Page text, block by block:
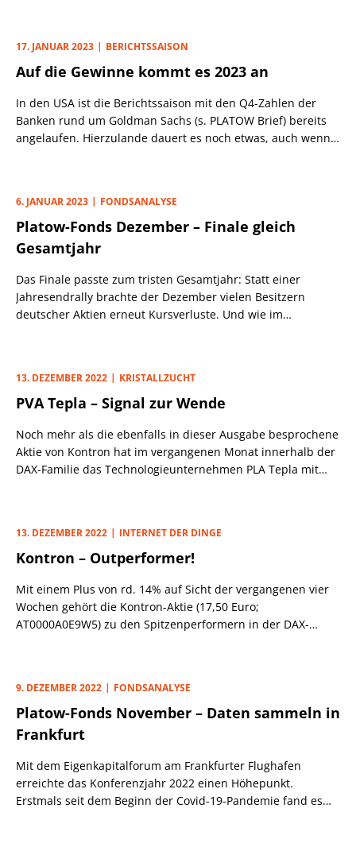
17. JANUAR 2023 BERICHTSSAISON
Auf die Gewinne kommt es 2023 an
In den USA ist die Berichtssaison mit den Q4-Zahlen der
Banken rund um Goldman Sachs (s. PLATOW Brief) bereits
angelaufen. Hierzulande dauert es noch etwas, auch wenn
genannten Werten finden Sie Artikel in dieser Ausgabe).
6. JANUAR 2023 FONDSANALYSE
Platow-Fonds Dezember – Finale gleich
Gesamtjahr
Das Finale passte zum tristen Gesamtjahr: Statt einer
Jahresendrally brachte der Dezember vielen Besitzern
deutscher Aktien erneut Kursverluste. Und wie im
hinter dem DAX ein.
13. DEZEMBER 2022 KRISTALLZUCHT
PVA Tepla – Signal zur Wende
Noch mehr als die ebenfalls in dieser Ausgabe besprochene
Aktie von Kontron hat im vergangenen Monat innerhalb der
DAX-Familie das Technologieunternehmen PLA Tepla mit
DE0007461006) wiederentdeckt. So zumindest interpretieren
wir den gelungenen Sprung über die wichtige 200-Tage-
13. DEZEMBER 2022 INTERNET DER DINGE
Kontron – Outperformer!
Mit einem Plus von rd. 14% auf Sicht der vergangenen vier
Wochen gehört die Kontron-Aktie (17,50 Euro;
AT0000A0E9W5) zu den Spitzenperformern in der DAX-
Auftragseingang nach 9 Monaten von 991 Mio. Euro sind
gute Signale dafür, dass der Spezialist für das Internet der
Dinge nach Abspaltung der ehemaligen IT-Servicesparte
9. DEZEMBER 2022 FONDSANALYSE
Platow-Fonds November – Daten sammeln in
Frankfurt
Mit dem Eigenkapitalforum am Frankfurter Flughafen
erreichte das Konferenzjahr 2022 einen Höhepunkt.
Erstmals seit dem Beginn der Covid-19-Pandemie fand es